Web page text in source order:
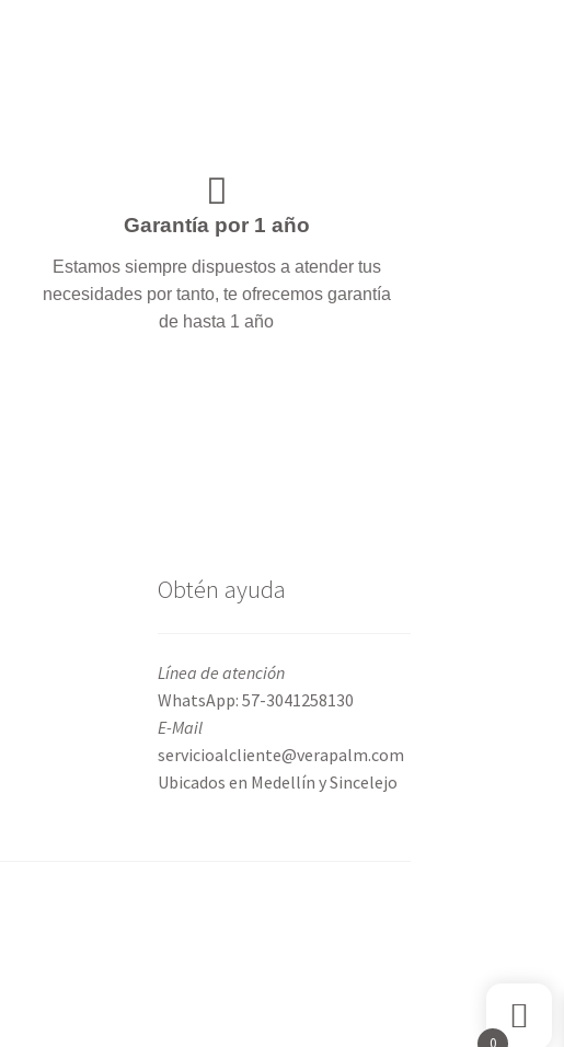
Garantía por 1 año
Estamos siempre dispuestos a atender tus
necesidades por tanto, te ofrecemos garantía
de hasta 1 año
Obtén ayuda
Línea de atención
WhatsApp: 57-3041258130
E-Mail
servicioalcliente@verapalm.com
Ubicados en Medellín y Sincelejo
0